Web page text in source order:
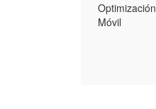
Optimización
Móvil